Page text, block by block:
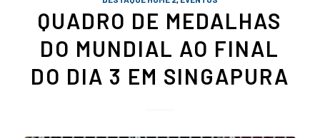
QUADRO DE MEDALHAS
DO MUNDIAL AO FINAL
DO DIA 3 EM SINGAPURA